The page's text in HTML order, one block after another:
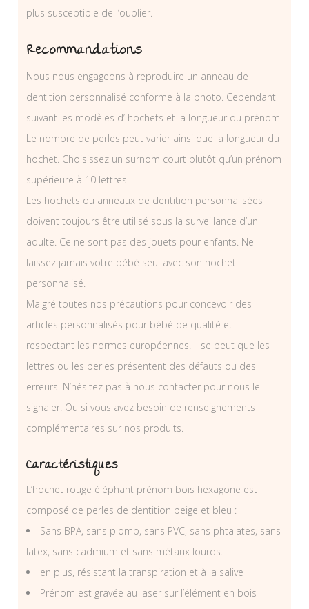
plus susceptible de l’oublier.
Recommandations
Nous nous engageons à reproduire un anneau de
dentition personnalisé conforme à la photo. Cependant
suivant les modèles d’ hochets et la longueur du prénom.
Le nombre de perles peut varier ainsi que la longueur du
hochet. Choisissez un surnom court plutôt qu’un prénom
supérieure à 10 lettres.
Les hochets ou anneaux de dentition personnalisées
doivent toujours être utilisé sous la surveillance d’un
adulte. Ce ne sont pas des jouets pour enfants. Ne
laissez jamais votre bébé seul avec son hochet
personnalisé.
Malgré toutes nos précautions pour concevoir des
articles personnalisés pour bébé de qualité et
respectant les normes européennes. Il se peut que les
lettres ou les perles présentent des défauts ou des
erreurs. N’hésitez pas à nous contacter pour nous le
signaler. Ou si vous avez besoin de renseignements
complémentaires sur nos produits.
Caractéristiques
L’hochet rouge éléphant prénom bois hexagone est
composé de perles de dentition beige et bleu :
Sans BPA, sans plomb, sans PVC, sans phtalates, sans
latex, sans cadmium et sans métaux lourds.
en plus, résistant la transpiration et à la salive
Prénom est gravée au laser sur l’élément en bois